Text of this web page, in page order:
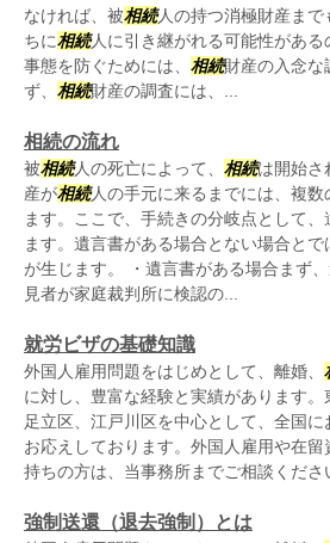
なければ、被相続人の持つ消極財産まで
ちに相続人に引き継がれる可能性があ
事態を防ぐためには、 相続財産の入念な
ず、 相続財産の調査には、...
相続の流れ
被相続人の死亡によって、 相続は開始さ
産が相続人の手元に来るまでには、複数
ます。ここで、手続きの分岐点として
ます。遺言書がある場合とない場合と
が生じます。 ・遺言書がある場合まず
見者が家庭裁判所に検認の...
就労ビザの基礎知識
外国人雇用問題をはじめとして、離婚、
に対し、豊富な経験と実績があります。
足立区、江戸川区を中心として、全国
お応えしております。外国人雇用や在
持ちの方は、当事務所までご相談くださ
強制送還（退去強制）とは